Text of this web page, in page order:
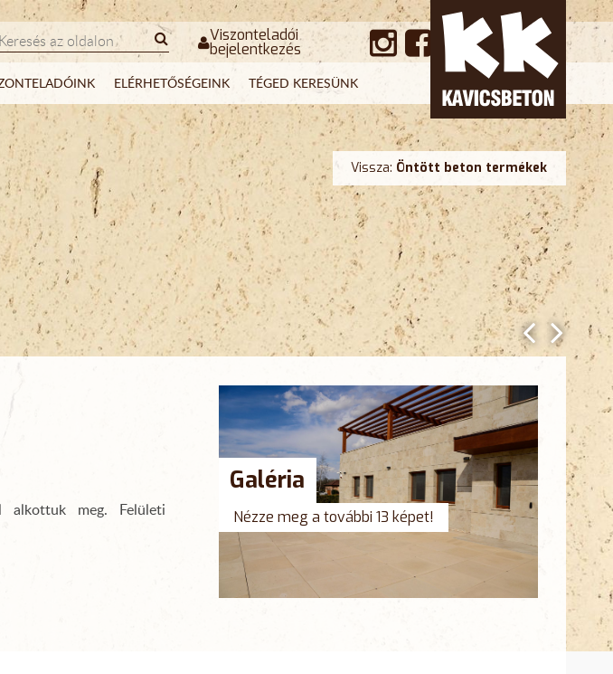
Viszonteladói
bejelentkezés
ELÉRHETŐSÉGEINK TÉGED KERESÜNK
Vissza: Öntött beton termékek
Galéria
Nézze meg a további 13 képet!
alkottuk meg. Felületi